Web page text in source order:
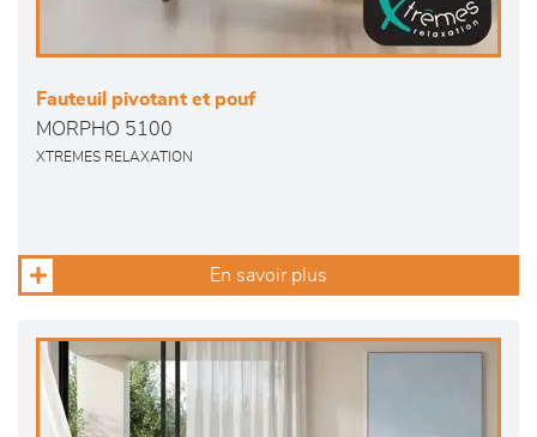
Fauteuil pivotant et pouf
MORPHO 5100
XTREMES RELAXATION
En savoir plus